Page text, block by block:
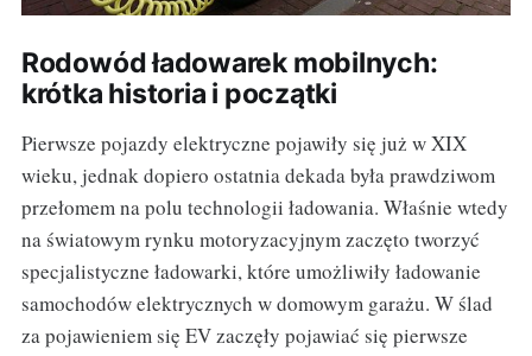
Rodowód ładowarek mobilnych:
krótka historia i początki
Pierwsze pojazdy elektryczne pojawiły się już w XIX
wieku, jednak dopiero ostatnia dekada była prawdziwom
przełomem na polu technologii ładowania. Właśnie wtedy
na światowym rynku motoryzacyjnym zaczęto tworzyć
specjalistyczne ładowarki, które umożliwiły ładowanie
samochodów elektrycznych w domowym garażu. W ślad
za pojawieniem się EV zaczęły pojawiać się pierwsze